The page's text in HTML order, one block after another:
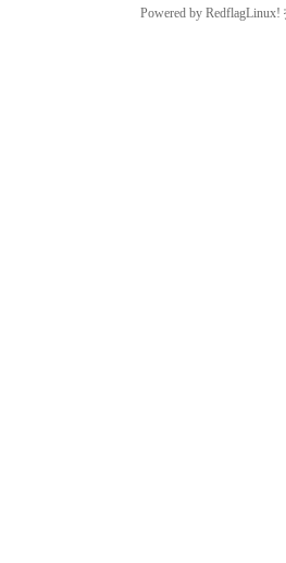
Powered by RedflagLinux!